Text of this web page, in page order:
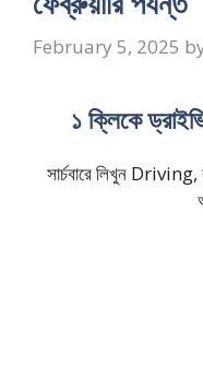
February 5, 2025
১ ক্লিকে
সার্চবারে লিখুন Driving,